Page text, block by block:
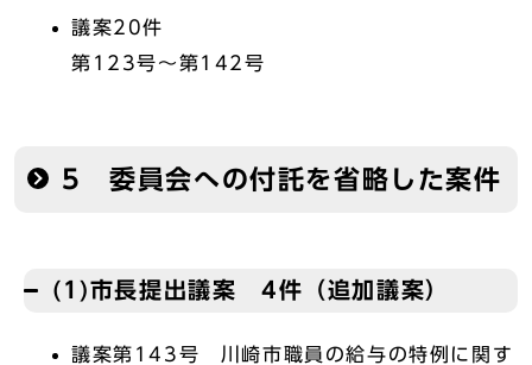
議案20件
第123号～第142号
5 委員会への付託を省略した案件
(1)市長提出議案 4件（追加議案）
議案第143号 川崎市職員の給与の特例に関す